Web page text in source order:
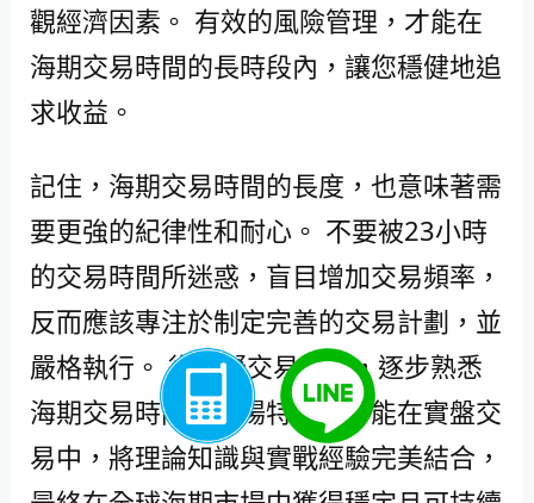
觀經濟因素。 有效的風險管理，才能在
海期交易時間的長時段內，讓您穩健地追
求收益。
記住，海期交易時間的長度，也意味著需
要更強的紀律性和耐心。 不要被23小時
的交易時間所迷惑，盲目增加交易頻率，
反而應該專注於制定完善的交易計劃，並
嚴格執行。 從模擬交易開始，逐步熟悉
海期交易時間和市場特性，才能在實盤交
易中，將理論知識與實戰經驗完美結合，